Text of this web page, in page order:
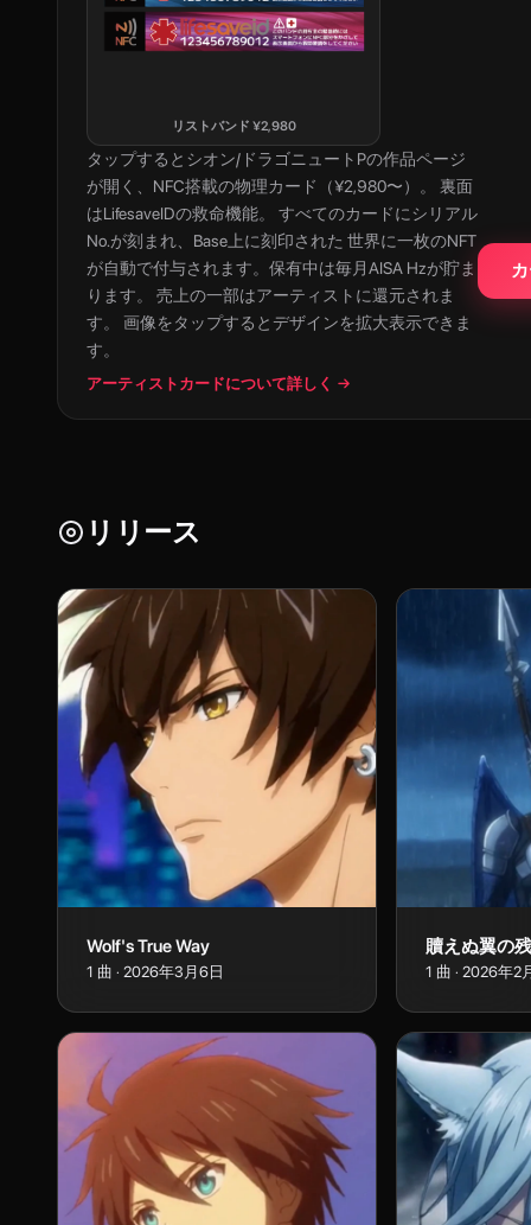
リストバンド ¥2,980
タップすると シオン/ドラゴニュートPの作品ページ
が開く、NFC搭載の物理カード（¥2,980〜）。 裏面
はLifesaveIDの救命機能。 すべてのカードにシリアル
No.が刻まれ、Base上に刻印された 世界に一枚のNFT
が自動で付与されます。保有中は毎月AISA Hzが貯ま
ります。 売上の一部はアーティストに還元されま
す。 画像をタップするとデザインを拡大表示できま
す。
アーティストカードについて詳しく →
リリース
Wolf's True Way
1 曲 · 2026年3月6日
贖えぬ翼の
1 曲 · 2026年2